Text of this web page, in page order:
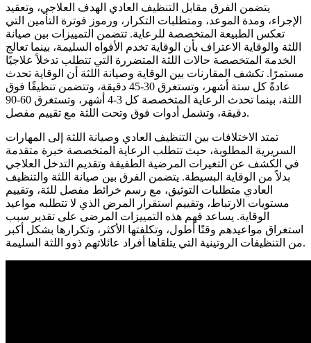
يتضمن الفرق مقابل التنظيف العادي الهدف العلاجي، وتعقيد
الإجراء، ومدة الموعد، ومتطلبات التكرار، ورموز فوترة التأمين التي
تعكس الطبيعة المتخصصة للرعاية. تتضمن التمييزات بين صيانة
اللثة والوقاية الاعتراف بأن الوقاية تخدم الأفواه السليمة، بينما تعالج
الخدمة المتخصصة حالات اللثة المتضررة التي تتطلب تدخلاً علاجيًا
مستمرًا. تكشف المقارنات بين الوقاية وصيانة اللثة أن الوقاية تحدث
عادةً كل ستة أشهر، وتستغرق 30-45 دقيقة، وتتضمن تنظيفًا فوق
اللثة، بينما تحدث الرعاية المتخصصة كل 3-4 أشهر، وتستغرق 60-90
دقيقة، وتشمل أدوات فوق وتحت اللثة مع تقييم مفصل.
تمتد الاختلافات بين التنظيف العادي وصيانة اللثة إلى المهارات
السريرية المطلوبة، حيث تتطلب الرعاية المتخصصة خبرة متقدمة
في الكشف عن التغيرات المرضية الطفيفة وتقديم التدخل العلاجي
بدلاً من الوقاية البسيطة. يتضمن الفرق بين صيانة اللثة والتنظيف
العادي متطلبات التوثيق، مع رسم خرائط مفصل للثة، وتقييم
مستويات الارتباط، وتقييم استقرار المرض الذي لا تتطلبه مواعيد
الوقاية. يساعد فهم هذه التمييزات المرضى على تقدير سبب
استغراق مواعيدهم وقتًا أطول، وتكلفتها الأكثر، وتكرارها بشكل أكبر
من التنظيفات الروتينية التي يتلقاها أفراد عائلاتهم ذوو اللثة السليمة.